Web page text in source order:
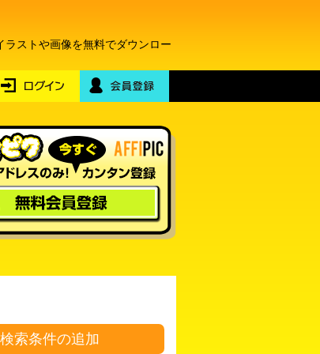
ストや画像を無料でダウンロー
検索条件の追加